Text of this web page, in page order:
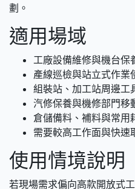
劃。
適用場域
工廠設備維修與機台保
產線巡檢與站立式作業
組裝站、加工站周邊工
汽修保養與機修部門移
倉儲備料、補料與常用
需要較高工作面與快速
使用情境說明
若現場需求偏向高款開放式